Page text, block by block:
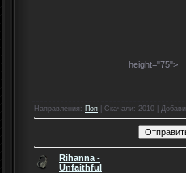
height="75">
Направления : Поп Скачали: 2010 |
Rihanna -
Unfaithful